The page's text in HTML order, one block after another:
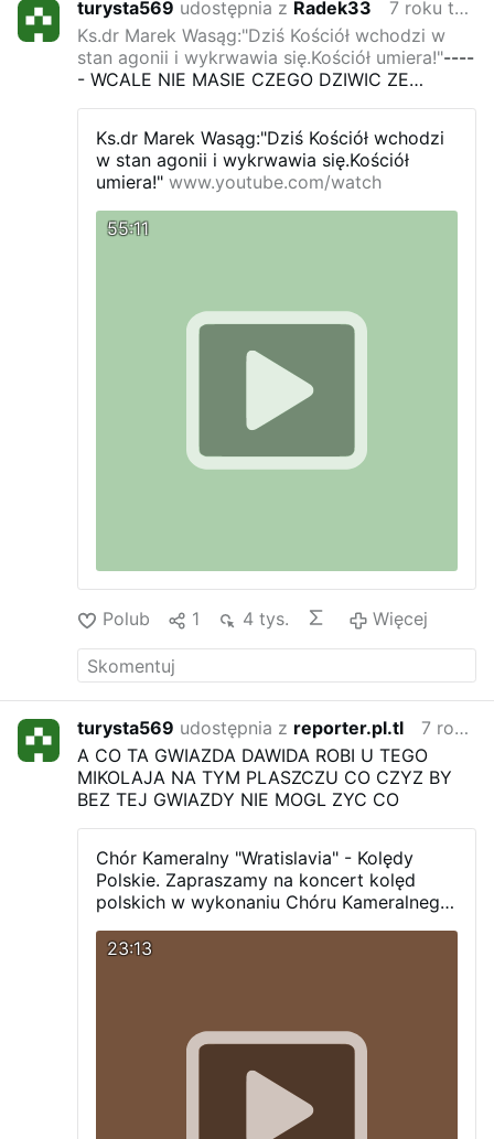
turysta569 udostępnia z Radek33
7 roku temu
Ks.dr Marek Wasąg:"Dziś Kościół wchodzi w
stan agonii i wykrwawia się.Kościół umiera!"----
- WCALE NIE MASIE CZEGO DZIWIC ZE
Ks.dr Marek Wasąg:"Dziś Kościół wchodzi
w stan agonii i wykrwawia się.Kościół
umiera!" www.youtube.com/watch
55:11
Polub 1 4 tys. Więcej
turysta569 udostępnia z reporter.pl.tl
7 roku temu
A CO TA GWIAZDA DAWIDA ROBI U TEGO
MIKOLAJA NA TYM PLASZCZU CO CZYZ BY
BEZ TEJ GWIAZDY NIE MOGL ZYC CO
Chór Kameralny "Wratislavia" - Kolędy
Polskie. Zapraszamy na koncert kolęd
polskich w wykonaniu Chóru Kameralnego
Trembickiego
23:13